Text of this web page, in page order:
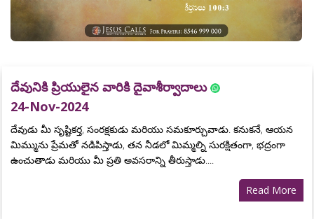
దేవునికి ప్రియులైన వారికి దైవాశీర్వాదాలు
24-Nov-2024
దేవుడు మీ సృష్టికర్త, సంరక్షకుడు మరియు సమకూర్చువాడు. కనుకనే, ఆయన
మిమ్మును ప్రేమతో నడిపిస్తాడు, తన నీడలో మిమ్మల్ని సురక్షితంగా, భద్రంగా
ఉంచుతాడు మరియు మీ ప్రతి అవసరాన్ని తీరుస్తాడు....
Read More